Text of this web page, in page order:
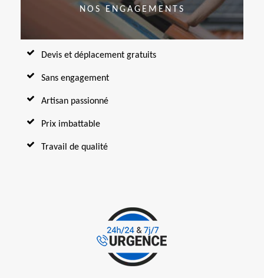
NOS ENGAGEMENTS
Devis et déplacement gratuits
Sans engagement
Artisan passionné
Prix imbattable
Travail de qualité